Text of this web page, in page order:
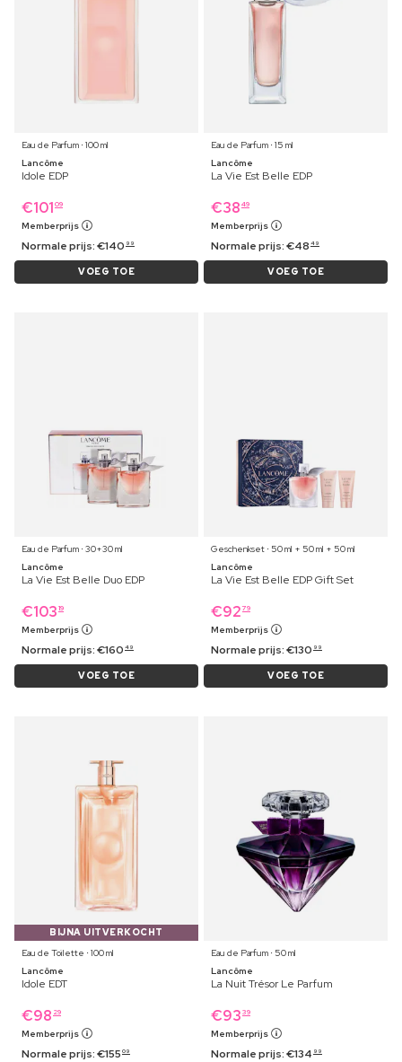
Eau de Parfum ⋅ 100 ml
Lancôme
Idole EDP
€101 09
Memberprijs
Normale prijs:€140 99
VOEG TOE
Eau de Parfum ⋅ 15 ml
Lancôme
La Vie Est Belle EDP
€38 49
Memberprijs
Normale prijs:€48 49
VOEG TOE
Eau de Parfum ⋅ 30+30 ml
Lancôme
La Vie Est Belle Duo EDP
€103 19
Memberprijs
Normale prijs:€160 49
VOEG TOE
Geschenkset ⋅ 50 ml + 50 ml + 50 ml
Lancôme
La Vie Est Belle EDP Gift Set
€92 79
Memberprijs
Normale prijs:€130 99
VOEG TOE
BIJNA UITVERKOCHT
Eau de Toilette ⋅ 100 ml
Lancôme
Idole EDT
€98 29
Memberprijs
Normale prijs:€155 09
Eau de Parfum ⋅ 50 ml
Lancôme
La Nuit Trésor Le Parfum
€93 39
Memberprijs
Normale prijs:€134 99